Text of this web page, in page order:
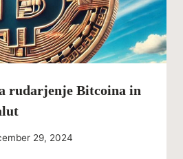
rudarjenje Bitcoina in
29, 2024